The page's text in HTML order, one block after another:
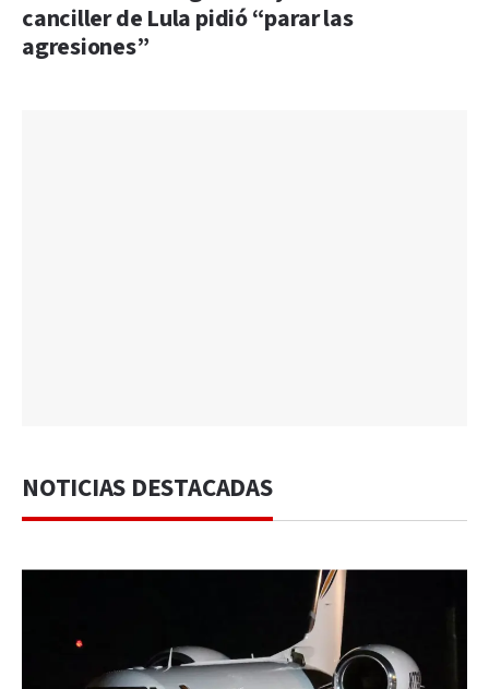
canciller de Lula pidió “parar las
agresiones”
NOTICIAS DESTACADAS